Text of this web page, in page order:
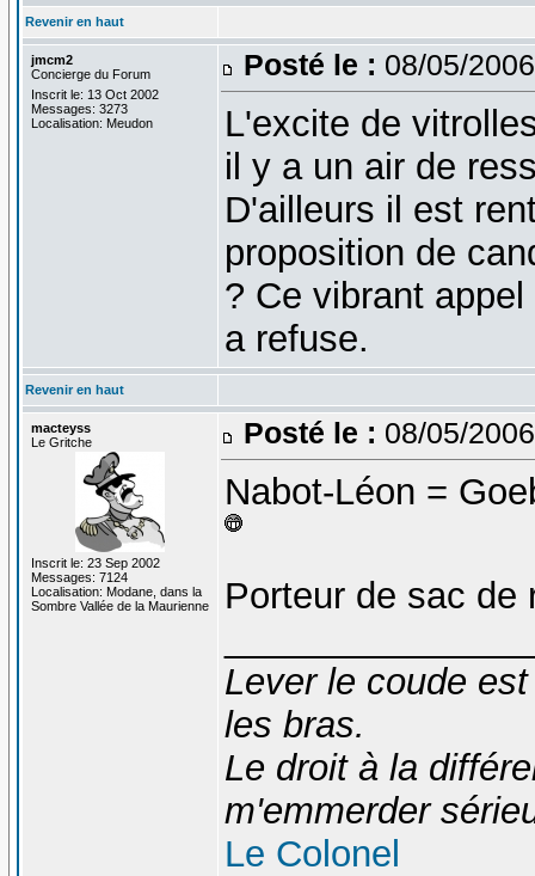
Revenir en haut
jmcm2
Concierge du Forum
Inscrit le: 13 Oct 2002
Messages: 3273
Localisation: Meudon
Posté le : 08/05/
L'excite de
il y a un air de
D'ailleurs il est
proposition de
? Ce vibrant
a refuse.
Revenir en haut
macteyss
Le Gritche
Inscrit le: 23 Sep 2002
Messages: 7124
Localisation: Modane, dans la
Sombre Vallée de la Maurienne
Posté le : 08/05/
Nabot-Léon =
Porteur de sac de
Lever le coude
les bras.
Le droit à la
m'emmerder
Le Colonel